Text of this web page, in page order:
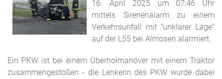
16. April 2025 um 07:46 Uhr
mittels Sirenenalarm zu einem
Verkehrsunfall mit "unklarer Lage"
auf der L55 bei Almosen alarmiert.
Ein PKW ist bei einem Überholmanöver mit einem Traktor
zusammengestoßen - die Lenkerin des PKW wurde dabei